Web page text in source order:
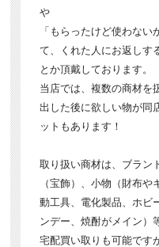
や
「もらったけど使わな
て、くれた人にお返しす
とか頂戴しております。
当店では、複数の商材を
出した後に欲しい物が同
ットもあります！
取り扱い商材は、ブラン
（宝飾）、小物（財布
動工具、電化製品、ホビ
ンデー、焼酎がメイン）
宅配買い取りも可能です